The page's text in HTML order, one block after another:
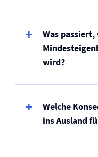
Was
wird?
Welche
ins Ausland